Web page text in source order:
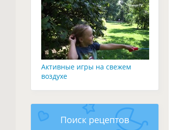
Активные игры на свежем
воздухе
Поиск рецептов